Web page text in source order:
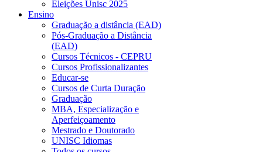
Eleições Unisc 2025
Ensino
Graduação a distância (EAD)
Pós-Graduação a Distância
(EAD)
Cursos Técnicos - CEPRU
Cursos Profissionalizantes
Educar-se
Cursos de Curta Duração
Graduação
MBA, Especialização e
Aperfeiçoamento
Mestrado e Doutorado
UNISC Idiomas